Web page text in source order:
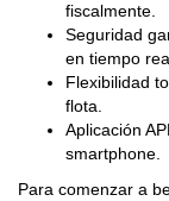
fiscalmente.
Seguridad
en tiempo
Flexibilidad
flota.
Aplicación
smartphone.
Para comenzar a